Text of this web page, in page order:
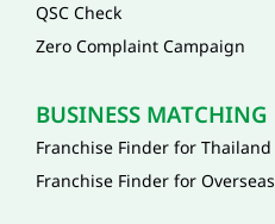
QSC Check
Zero Complaint Campaign
BUSINESS MATCHING
Franchise Finder for Thailand
Franchise Finder for Overseas